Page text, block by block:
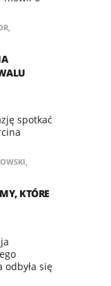
,
spotkać
,
KTÓRE
odbyła się